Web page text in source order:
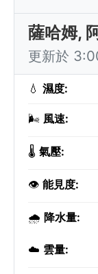
薩哈姆,
更新於
💧 濕度:
🌬️ 風速:
🌡️ 氣壓:
👁️ 能見度:
🌧️ 降水量:
☁️ 雲量: